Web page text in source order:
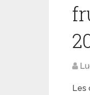
Les